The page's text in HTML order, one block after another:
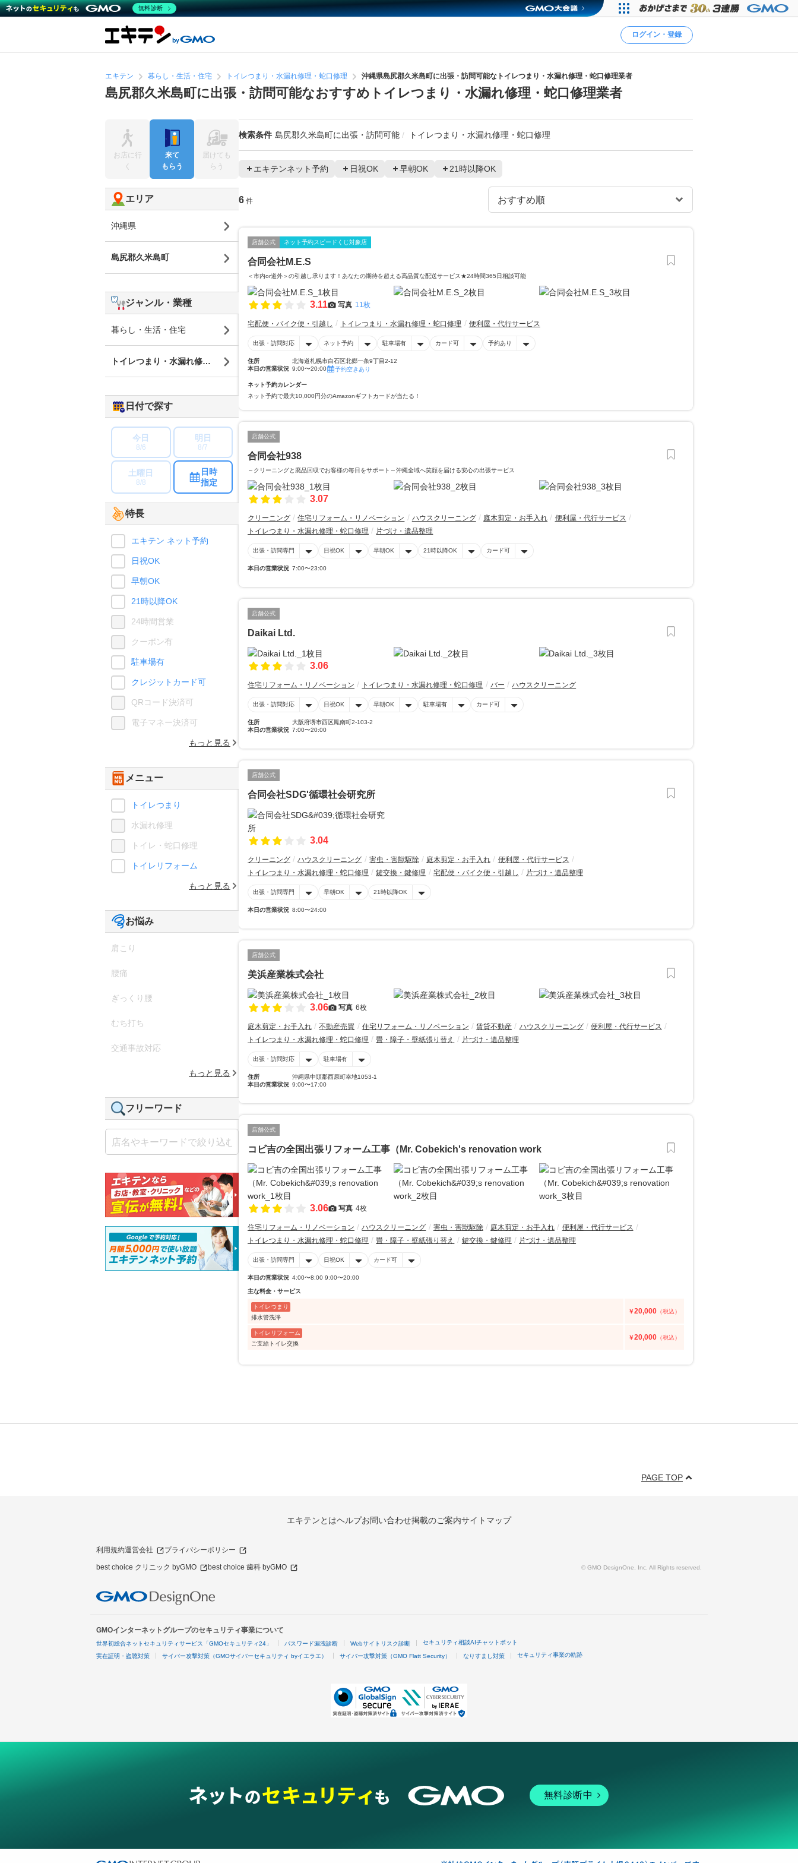
ログイン・登録
エキテン 暮らし・生活・住宅 トイレつまり・水漏れ修理・蛇口修理 沖縄県島尻郡久米島町に出張・訪問可能なトイレつまり・水漏れ修理・蛇口修理業者
島尻郡久米島町に出張・訪問可能なおすすめトイレつまり・水漏れ修理・蛇口修理業者
検索条件 島尻郡久米島町に出張・訪問可能 トイレつまり・水漏れ修理・蛇口修理
エキテンネット予約 日祝OK 早朝OK 21時以降OK
6 件
店舗公式 ネット予約スピードくじ対象店
合同会社M.E.S
＜市内or道外＞の引越し承ります！あなたの期待を超える高品質な配送サービス★24時間365日相談可能
3.11 写真 11枚
宅配便・バイク便・引越し トイレつまり・水漏れ修理・蛇口修理 便利屋・代行サービス
出張・訪問対応 ネット予約 駐車場有 カード可 予約あり
住所
北海道札幌市白石区北郷一条9丁目2-12
本日の営業状況 9:00〜20:00 予約空きあり
ネット予約カレンダー
ネット予約で最大10,000円分のAmazonギフトカードが当たる！
店舗公式
合同会社938
～クリーニングと廃品回収でお客様の毎日をサポート～沖縄全域へ笑顔を届ける安心の出張サービス
3.07
クリーニング 住宅リフォーム・リノベーション ハウスクリーニング 庭木剪定・お手入れ
便利屋・代行サービス
トイレつまり・水漏れ修理・蛇口修理
片づけ・遺品整理
出張・訪問専門 日祝OK 早朝OK 21時以降OK カード可
本日の営業状況 7:00〜23:00
店舗公式
Daikai Ltd.
3.06
住宅リフォーム・リノベーション トイレつまり・水漏れ修理・蛇口修理 バー ハウスクリーニング
出張・訪問対応 日祝OK 早朝OK 駐車場有 カード可
住所
大阪府堺市西区鳳南町2-103-2
本日の営業状況 7:00〜20:00
店舗公式
合同会社SDG'循環社会研究所
3.04
クリーニング ハウスクリーニング 害虫・害獣駆除 庭木剪定・お手入れ
便利屋・代行サービス
トイレつまり・水漏れ修理・蛇口修理
鍵交換・鍵修理 宅配便・バイク便・引越し 片づけ・遺品整理
出張・訪問専門 早朝OK 21時以降OK
本日の営業状況 8:00〜24:00
店舗公式
美浜産業株式会社
3.06 写真 6枚
庭木剪定・お手入れ 不動産売買 住宅リフォーム・リノベーション 賃貸不動産 ハウスクリーニング
便利屋・代行サービス
トイレつまり・水漏れ修理・蛇口修理
畳・障子・壁紙張り替え 片づけ・遺品整理
出張・訪問対応 駐車場有
住所
沖縄県中頭郡西原町幸地1053-1
本日の営業状況 9:00〜17:00
店舗公式
コビ吉の全国出張リフォーム工事（Mr. Cobekich's renovation work
3.06 写真 4枚
住宅リフォーム・リノベーション ハウスクリーニング 害虫・害獣駆除 庭木剪定・お手入れ
便利屋・代行サービス
トイレつまり・水漏れ修理・蛇口修理
畳・障子・壁紙張り替え 鍵交換・鍵修理 片づけ・遺品整理
出張・訪問専門 日祝OK カード可
本日の営業状況 4:00〜8:00 9:00〜20:00
主な料金・サービス
トイレつまり
排水管洗浄
￥20,000 （税込）
トイレリフォーム
ご支給トイレ交換
￥20,000 （税込）
お店に行
く
来て
もらう
届けても
らう
エリア
沖縄県
島尻郡久米島町
ジャンル・業種
暮らし・生活・住宅
トイレつまり・水漏れ修理・蛇口修理
日付で探す
今日
8/6
明日
8/7
土曜日
8/8
日時
指定
特長
エキテン ネット予約
日祝OK
早朝OK
21時以降OK
24時間営業
クーポン有
駐車場有
クレジットカード可
QRコード決済可
電子マネー決済可
もっと見る
メニュー
トイレつまり
水漏れ修理
トイレ・蛇口修理
トイレリフォーム
もっと見る
お悩み
肩こり
腰痛
ぎっくり腰
むち打ち
交通事故対応
もっと見る
フリーワード
PAGE TOP
エキテンとはヘルプお問い合わせ掲載のご案内サイトマップ
利用規約運営会社 プライバシーポリシー
best choice クリニック byGMO best choice 歯科 byGMO © GMO DesignOne, Inc. All Rights reserved.
GMOインターネットグループのセキュリティ事業について
世界初総合ネットセキュリティサービス「GMOセキュリティ24」 パスワード漏洩診断 Webサイトリスク診断 セキュリティ相談AIチャットボット
実在証明・盗聴対策 サイバー攻撃対策（GMOサイバーセキュリティ byイエラエ） サイバー攻撃対策（GMO Flatt Security） なりすまし対策 セキュリティ事業の軌跡
無料診断中
無料診断